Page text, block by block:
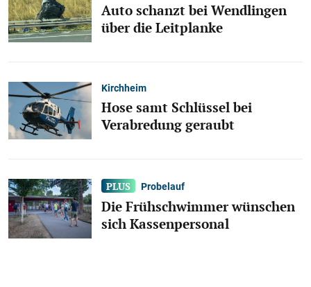
Auto schanzt bei Wendlingen
über die Leitplanke
Kirchheim
Hose samt Schlüssel bei
Verabredung geraubt
Probelauf
Die Frühschwimmer wünschen
sich Kassenpersonal